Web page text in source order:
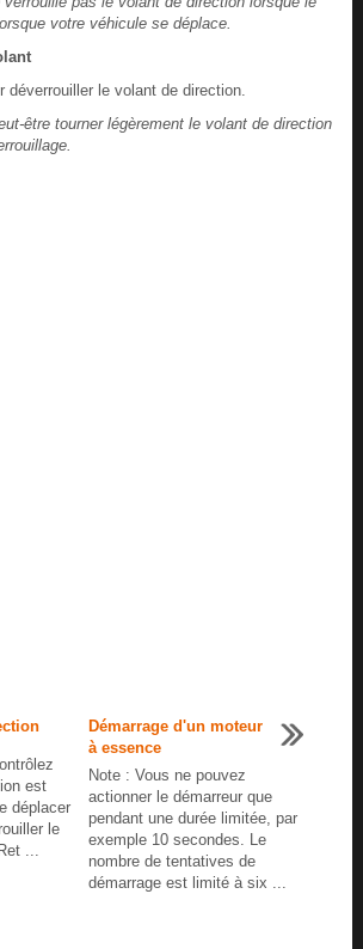
votre véhicule se déplace.
déverrouiller le volant de direction.
être tourner légèrement le volant de direction
est
déplacer
le
...
Démarrage d'un moteur
à essence
Note : Vous ne pouvez
actionner le démarreur que
pendant une durée limitée, par
exemple 10 secondes. Le
nombre de tentatives de
démarrage est limité à six ...